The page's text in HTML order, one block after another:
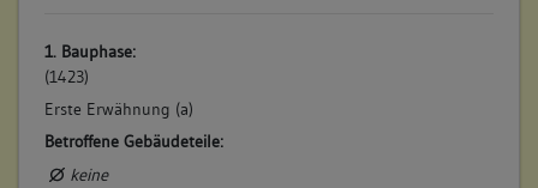
1. Bauphase:
(1423)
Erste Erwähnung (a)
Betroffene Gebäudeteile:
keine